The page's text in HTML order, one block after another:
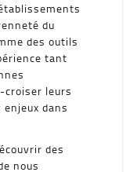
du
des outils
tant
croiser leurs
dans
des
nous